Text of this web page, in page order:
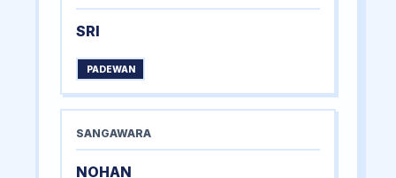
SRI
PADEWAN
SANGAWARA
NOHAN